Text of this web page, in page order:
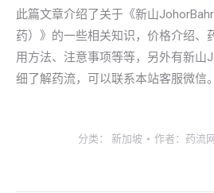
此篇文章介绍了关于《新山
药）》的一些相关知识，价格介绍、
用方法、注意事项等等，另外有新山
细了解药流，可以联系本站客服微信。
分类： 新加坡 作者： 药流网